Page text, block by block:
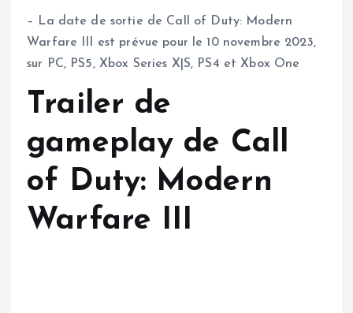
– La date de sortie de Call of Duty: Modern
Warfare III est prévue pour le 10 novembre 2023,
sur PC, PS5, Xbox Series X|S, PS4 et Xbox One
Trailer de
gameplay de Call
of Duty: Modern
Warfare III